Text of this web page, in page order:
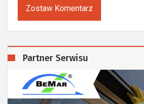
Zostaw Komentarz
Partner Serwisu